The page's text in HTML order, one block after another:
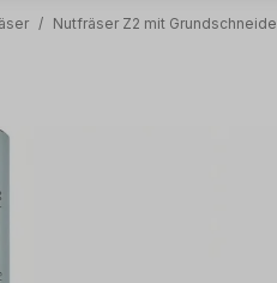
/ Nutfräser Z2 mit Grundschneide